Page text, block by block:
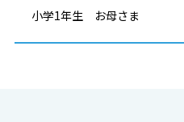
小学1年生 お母さま